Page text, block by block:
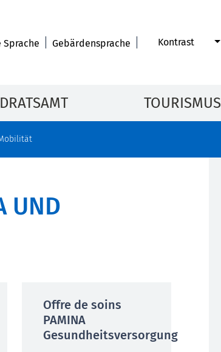
Sprache Gebärdensprache Kontrast
TOURISMUS
UND
Offre de soins
PAMINA
Gesundheitsversorgung